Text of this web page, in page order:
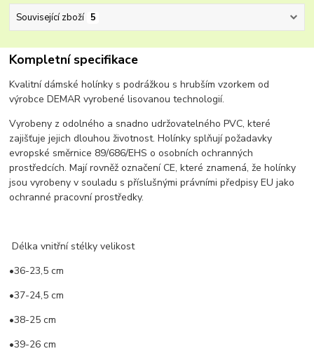
Související zboží 5
Kompletní specifikace
Kvalitní dámské holínky s podrážkou s hrubším vzorkem od
výrobce DEMAR vyrobené lisovanou technologií.
Vyrobeny z odolného a snadno udržovatelného PVC, které
zajišťuje jejich dlouhou životnost. Holínky splňují požadavky
evropské směrnice 89/686/EHS o osobních ochranných
prostředcích. Mají rovněž označení CE, které znamená, že holínky
jsou vyrobeny v souladu s příslušnými právními předpisy EU jako
ochranné pracovní prostředky.
Délka vnitřní stélky velikost
•36-23,5 cm
•37-24,5 cm
•38-25 cm
•39-26 cm